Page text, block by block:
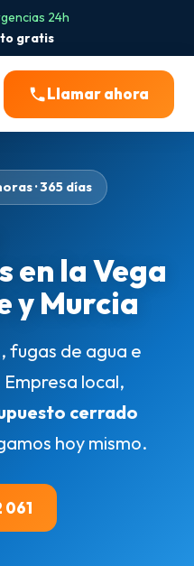
24h
gratis
Llamar ahora
· 365 días
en la Vega
y Murcia
fugas de agua e
local,
cerrado
hoy mismo.
061